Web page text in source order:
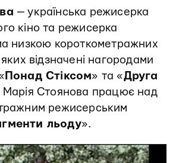
— українська режисерка
кіно та режисерка
низкою короткометражних
відзначені нагородами
Понад Стіксом» та «Друга
Марія Стоянова працює над
режисерським
льоду».